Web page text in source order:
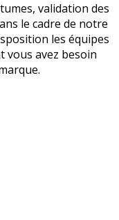
validation des
le cadre de notre
les équipes
vous avez besoin